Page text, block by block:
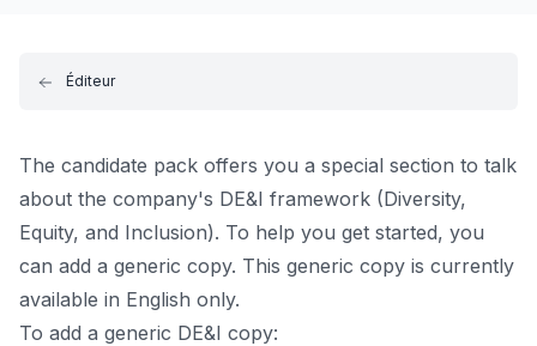
Éditeur
The candidate pack offers you a special section to talk
about the company's DE&I framework (Diversity,
Equity, and Inclusion). To help you get started, you
can add a generic copy. This generic copy is currently
available in English only.
To add a generic DE&I copy: